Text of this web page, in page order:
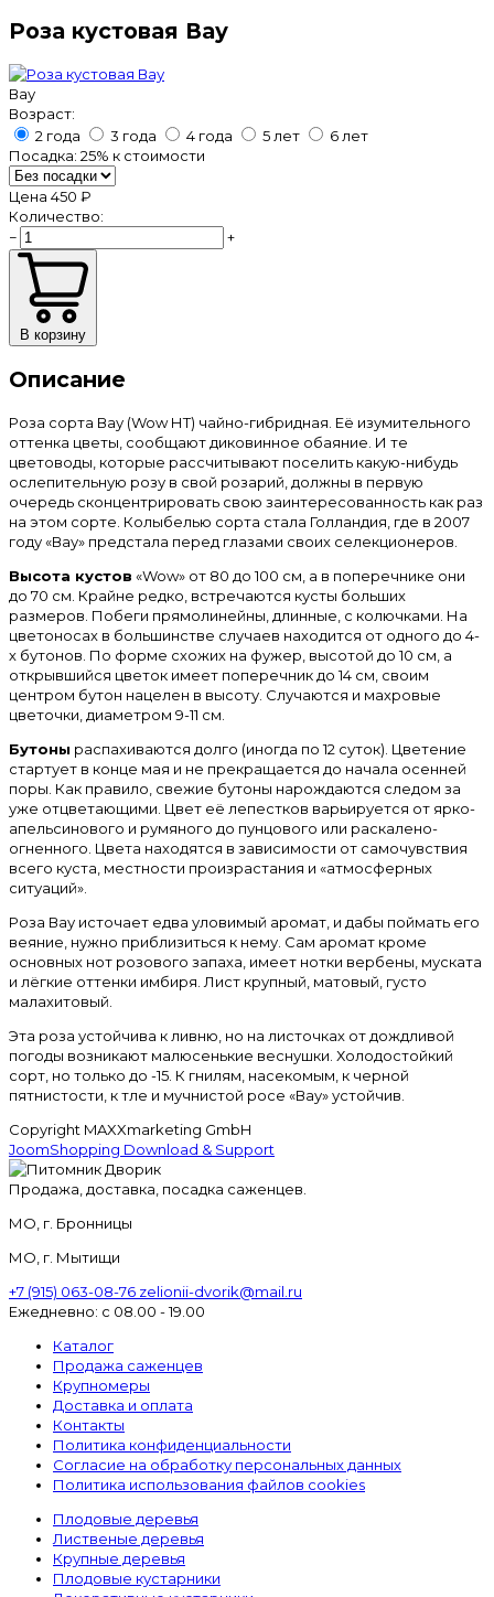
Роза кустовая Вау
Вау
Возраст:
2 года
3 года 4 года 5 лет
6 лет
Посадка: 25% к стоимости
Цена 450 ₽
Количество:
−
+
В корзину
Описание
Роза сорта Вау (Wow НТ) чайно-гибридная. Её изумительного
оттенка цветы, сообщают диковинное обаяние. И те
цветоводы, которые рассчитывают поселить какую-нибудь
ослепительную розу в свой розарий, должны в первую
очередь сконцентрировать свою заинтересованность как раз
на этом сорте. Колыбелью сорта стала Голландия, где в 2007
году «Вау» предстала перед глазами своих селекционеров.
Высота кустов «Wow» от 80 до 100 см, а в поперечнике они
до 70 см. Крайне редко, встречаются кусты больших
размеров. Побеги прямолинейны, длинные, с колючками. На
цветоносах в большинстве случаев находится от одного до 4-
х бутонов. По форме схожих на фужер, высотой до 10 см, а
открывшийся цветок имеет поперечник до 14 см, своим
центром бутон нацелен в высоту. Случаются и махровые
цветочки, диаметром 9-11 см.
Бутоны распахиваются долго (иногда по 12 суток). Цветение
стартует в конце мая и не прекращается до начала осенней
поры. Как правило, свежие бутоны нарождаются следом за
уже отцветающими. Цвет её лепестков варьируется от ярко-
апельсинового и румяного до пунцового или раскалено-
огненного. Цвета находятся в зависимости от самочувствия
всего куста, местности произрастания и «атмосферных
ситуаций».
Роза Вау источает едва уловимый аромат, и дабы поймать его
веяние, нужно приблизиться к нему. Сам аромат кроме
основных нот розового запаха, имеет нотки вербены, муската
и лёгкие оттенки имбиря. Лист крупный, матовый, густо
малахитовый.
Эта роза устойчива к ливню, но на листочках от дождливой
погоды возникают малюсенькие веснушки. Холодостойкий
сорт, но только до -15. К гнилям, насекомым, к черной
пятнистости, к тле и мучнистой росе «Вау» устойчив.
Copyright MAXXmarketing GmbH
JoomShopping Download & Support
Продажа, доставка, посадка саженцев.
МО, г. Бронницы
МО, г. Мытищи
+7 (915) 063-08-76 zelionii-dvorik@mail.ru
Ежедневно: с 08.00 - 19.00
Каталог
Продажа саженцев
Крупномеры
Доставка и оплата
Контакты
Политика конфиденциальности
Согласие на обработку персональных данных
Политика использования файлов cookies
Плодовые деревья
Лиственые деревья
Крупные деревья
Плодовые кустарники